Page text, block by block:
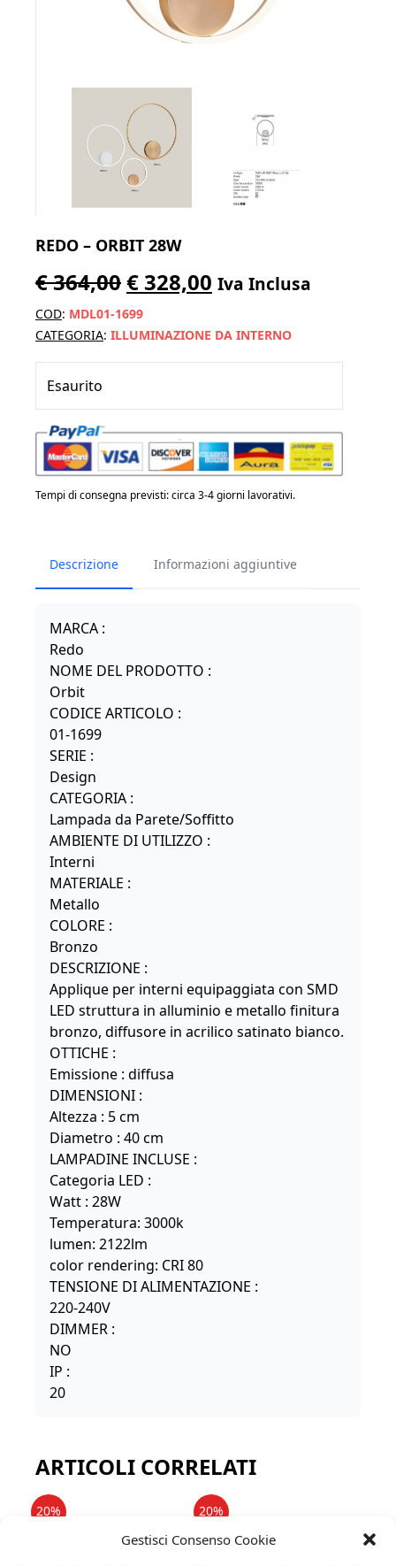
Gestisci Consenso Cookie
REDO – ORBIT 28W
€364,00Il
prezzo
originale
era:
€328,00 Il
attuale
è:
Iva Inclusa
COD: MDL01-1699
CATEGORIA: ILLUMINAZIONE DA INTERNO
Esaurito
Tempi di consegna previsti: circa 3-4 giorni lavorativi.
Descrizione Informazioni aggiuntive
MARCA :
Redo
NOME DEL PRODOTTO :
Orbit
CODICE ARTICOLO :
01-1699
SERIE :
Design
CATEGORIA :
Lampada da Parete/Soffitto
AMBIENTE DI UTILIZZO :
Interni
MATERIALE :
Metallo
COLORE :
Bronzo
DESCRIZIONE :
Applique per interni equipaggiata con SMD
LED struttura in alluminio e metallo finitura
bronzo, diffusore in acrilico satinato bianco.
OTTICHE :
Emissione : diffusa
DIMENSIONI :
Altezza : 5 cm
Diametro : 40 cm
LAMPADINE INCLUSE :
Categoria LED :
Watt : 28W
Temperatura: 3000k
lumen: 2122lm
color rendering: CRI 80
TENSIONE DI ALIMENTAZIONE :
220-240V
DIMMER :
NO
IP :
20
ARTICOLI CORRELATI
20% 20%